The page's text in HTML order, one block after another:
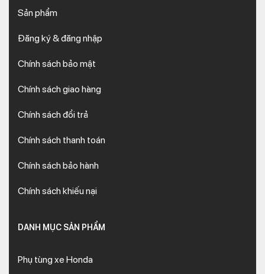
Sản phẩm
Đăng ký & đăng nhập
Chính sách bảo mật
Chính sách giao hàng
Chính sách đổi trả
Chính sách thanh toán
Chính sách bảo hành
Chính sách khiếu nại
DANH MỤC SẢN PHẨM
Phụ tùng xe Honda